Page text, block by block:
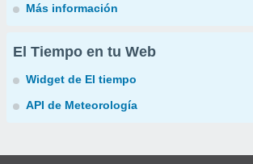
Más información
El Tiempo en tu Web
Widget de El tiempo
API de Meteorología